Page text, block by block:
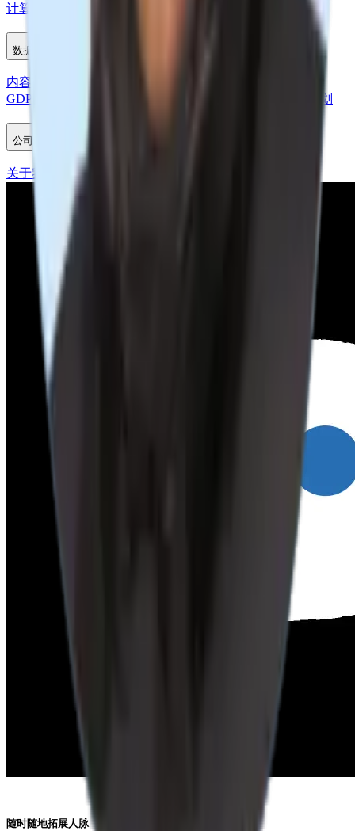
计算您的ATS投资回报率 我们的客户
数据隐私和法律
内容隐私政策
GDPR
漏洞披露计划
公司
关于我们 联盟计划
随时随地拓展人脉